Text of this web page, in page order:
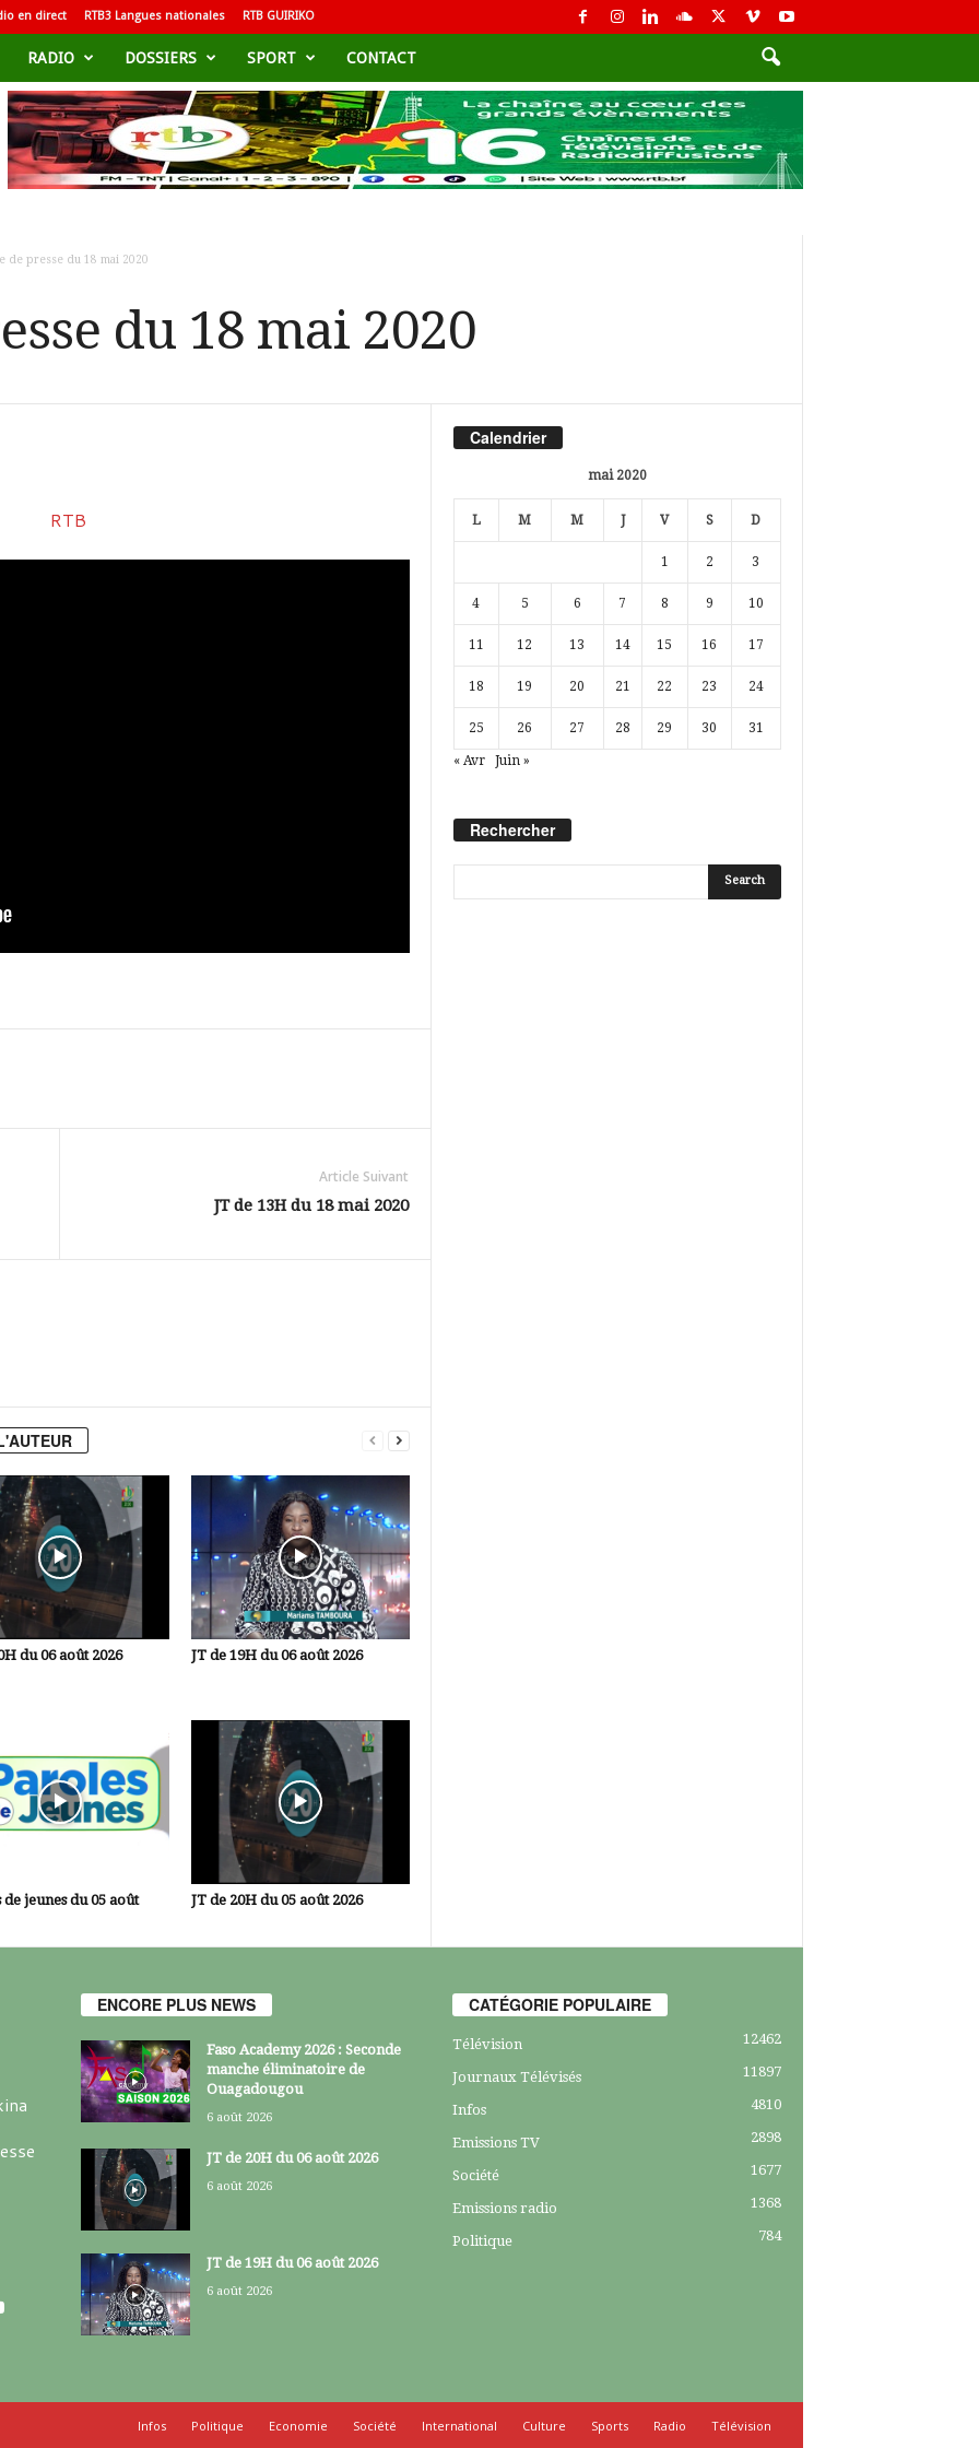
en direct RTB3 Langues nationales RTB GUIRIKO
RADIO DOSSIERS SPORT CONTACT
de presse du 18 mai 2020
du 18 mai 2020
Article Suivant
JT de 13H du 18 mai 2020
du 06 août 2026 JT de 19H du 06 août 2026
de jeunes du 05 août
JT de 20H du 05 août 2026
Calendrier
mai 2020
L M M J V S D
1 2 3
4 5 6 7 8 9 10
11 12 13 14 15 16 17
18 19 20 21 22 23 24
25 26 27 28 29 30 31
« Avr Juin »
Rechercher
ENCORE PLUS NEWS
Faso Academy 2026 : Seconde
manche éliminatoire de
Ouagadougou
6 août 2026
JT de 20H du 06 août 2026
6 août 2026
JT de 19H du 06 août 2026
6 août 2026
CATÉGORIE POPULAIRE
Télévision 12462
Journaux Télévisés 11897
Infos 4810
Emissions TV 2898
Société 1677
Emissions radio 1368
Politique 784
Infos Politique Economie Société International Culture Sports Radio
Télévision